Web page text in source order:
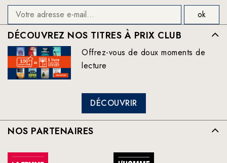
DÉCOUVREZ NOS TITRES À PRIX CLUB
Offrez-vous de doux moments de
lecture
DÉCOUVRIR
NOS PARTENAIRES